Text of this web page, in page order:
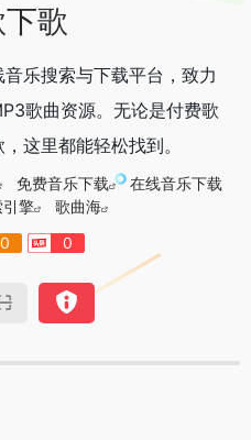
歌
乐搜索与下载平台，致力
歌曲资源。无论是付费歌
这里都能轻松找到。
免费音乐下载
在线音乐下载
擎
歌曲海
0 0